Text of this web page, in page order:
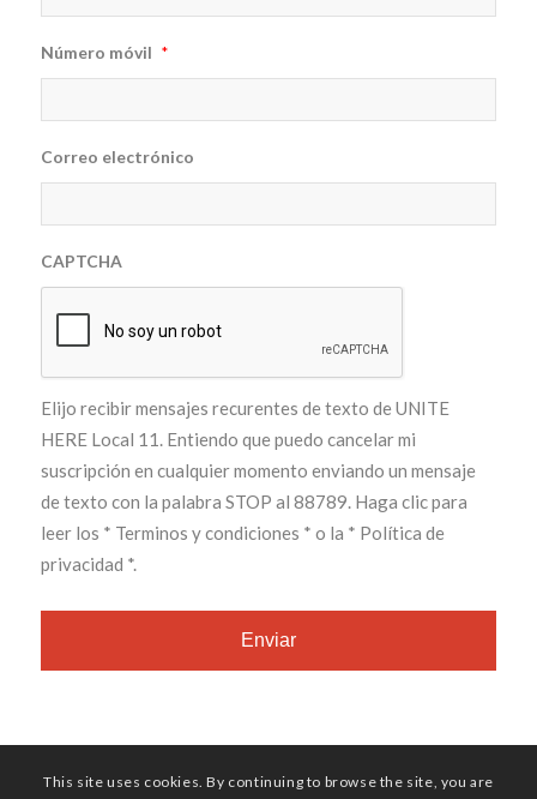
Número móvil *
Correo electrónico
CAPTCHA
Elijo recibir mensajes recurentes de texto de UNITE
HERE Local 11. Entiendo que puedo cancelar mi
suscripción en cualquier momento enviando un mensaje
de texto con la palabra STOP al 88789. Haga clic para
leer los * Terminos y condiciones * o la * Política de
privacidad *.
This site uses cookies. By continuing to browse the site, you are